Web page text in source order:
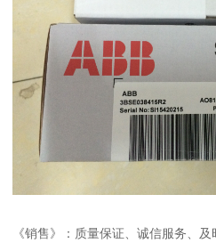
《销售》：质量保证、诚信服务、及